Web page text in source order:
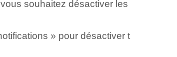
souhaitez désactiver les
» pour désactiver t